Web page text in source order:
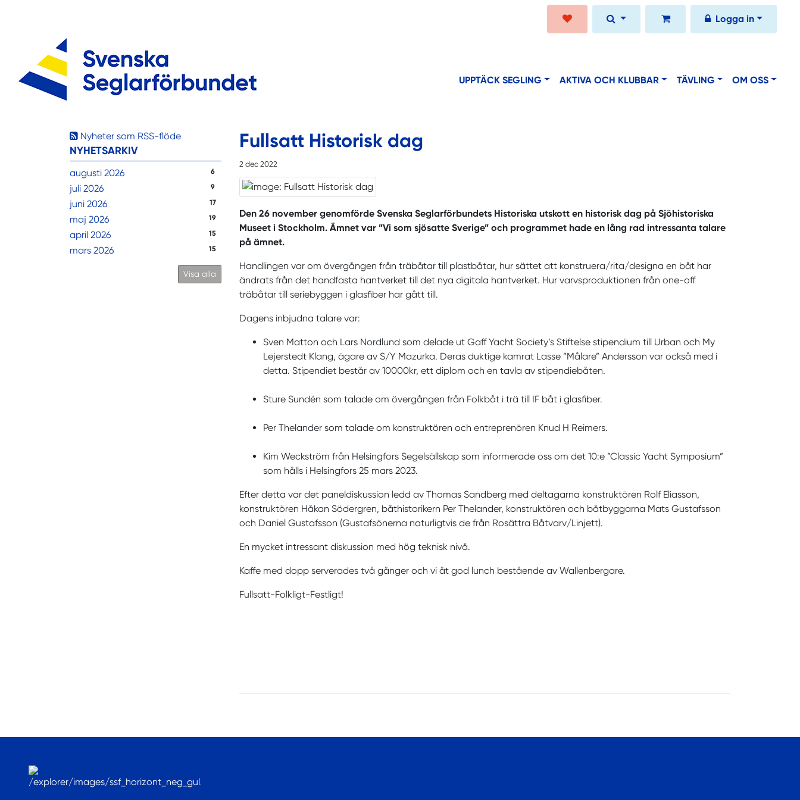
Logga in
UPPTÄCK SEGLING AKTIVA OCH KLUBBAR TÄVLING OM OSS
Nyheter som RSS-flöde
NYHETSARKIV
augusti 2026 6
juli 2026 9
juni 2026 17
maj 2026 19
april 2026 15
mars 2026 15
Visa alla
Fullsatt Historisk dag
2 dec 2022
Den 26 november genomförde Svenska Seglarförbundets Historiska utskott en historisk dag på Sjöhistoriska
Museet i Stockholm. Ämnet var ”Vi som sjösatte Sverige” och programmet hade en lång rad intressanta talare
på ämnet.
Handlingen var om övergången från träbåtar till plastbåtar, hur sättet att konstruera/rita/designa en båt har
ändrats från det handfasta hantverket till det nya digitala hantverket. Hur varvsproduktionen från one-off
träbåtar till seriebyggen i glasfiber har gått till.
Dagens inbjudna talare var:
Sven Matton och Lars Nordlund som delade ut Gaff Yacht Society’s Stiftelse stipendium till Urban och My
Lejerstedt Klang, ägare av S/Y Mazurka. Deras duktige kamrat Lasse ”Målare” Andersson var också med i
detta. Stipendiet består av 10000kr, ett diplom och en tavla av stipendiebåten.
Sture Sundén som talade om övergången från Folkbåt i trä till IF båt i glasfiber.
Per Thelander som talade om konstruktören och entreprenören Knud H Reimers.
Kim Weckström från Helsingfors Segelsällskap som informerade oss om det 10:e ”Classic Yacht Symposium”
som hålls i Helsingfors 25 mars 2023.
Efter detta var det paneldiskussion ledd av Thomas Sandberg med deltagarna konstruktören Rolf Eliasson,
konstruktören Håkan Södergren, båthistorikern Per Thelander, konstruktören och båtbyggarna Mats Gustafsson
och Daniel Gustafsson (Gustafsönerna naturligtvis de från Rosättra Båtvarv/Linjett).
En mycket intressant diskussion med hög teknisk nivå.
Kaffe med dopp serverades två gånger och vi åt god lunch bestående av Wallenbergare.
Fullsatt-Folkligt-Festligt!